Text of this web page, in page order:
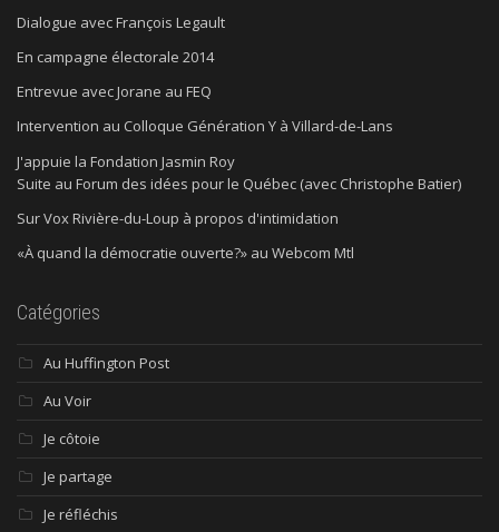
Dialogue avec François Legault
En campagne électorale 2014
Entrevue avec Jorane au FEQ
Intervention au Colloque Génération Y à Villard-de-Lans
J'appuie la Fondation Jasmin Roy
Suite au Forum des idées pour le Québec (avec Christophe Batier)
Sur Vox Rivière-du-Loup à propos d'intimidation
«À quand la démocratie ouverte?» au Webcom Mtl
Catégories
Au Huffington Post
Au Voir
Je côtoie
Je partage
Je réfléchis